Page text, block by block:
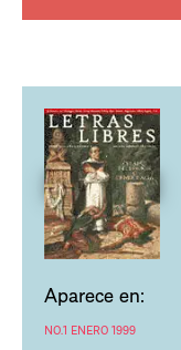
Aparece en:
NO.1 ENERO 1999